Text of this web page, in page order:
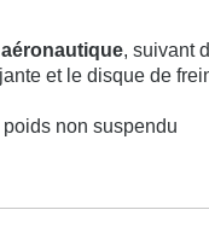
, suivant
et le disque de
non suspendu